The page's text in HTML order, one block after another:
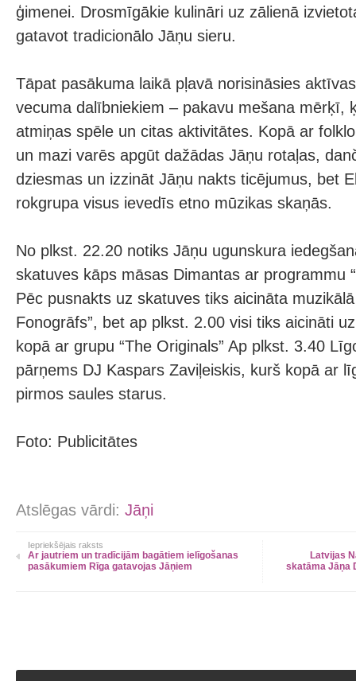
ģimenei. Drosmīgākie kulināri uz zālienā
gatavot tradicionālo Jāņu sieru.
Tāpat pasākuma laikā pļavā norisināsies
vecuma dalībniekiem – pakavu mešana mērķī,
atmiņas spēle un citas aktivitātes. Kopā ar
un mazi varēs apgūt dažādas Jāņu rotaļas,
dziesmas un izzināt Jāņu nakts ticējumus, bet
rokgrupa visus ievedīs etno mūzikas skaņās.
No plkst. 22.20 notiks Jāņu ugunskura
skatuves kāps māsas Dimantas ar programmu
Pēc pusnakts uz skatuves tiks aicināta
Fonogrāfs”, bet ap plkst. 2.00 visi tiks aicināti
kopā ar grupu “The Originals” Ap plkst. 3.40
pārņems DJ Kaspars Zaviļeiskis, kurš kopā ar
pirmos saules starus.
Foto: Publicitātes
Atslēgas vārdi: Jāņi
Iepriekšējais raksts
Ar jautriem un tradīcijām bagātiem ielīgošanas
pasākumiem Rīga gatavojas Jāņiem
Latvijas
skatāma Jāņa